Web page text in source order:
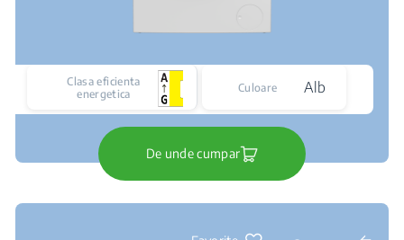
Clasa eficienta
energetica
Culoare Alb
De unde cumpar